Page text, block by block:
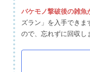
バケモノ撃破後の雑魚
ズラン」を入手でき
ので、忘れずに回収し